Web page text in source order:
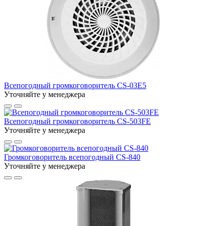
Всепогодный громкоговоритель CS-03E5
Уточняйте у менеджера
Всепогодный громкоговоритель CS-503FE
Уточняйте у менеджера
Громкоговоритель всепогодный CS-840
Уточняйте у менеджера